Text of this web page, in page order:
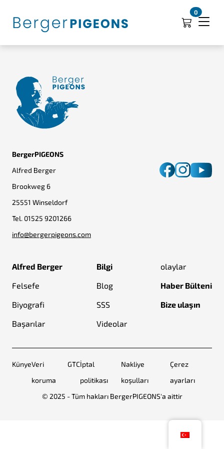
0
BergerPIGEONS
Alfred Berger
Brookweg 6
25551 Winseldorf
Tel. 01525 9201266
info@bergerpigeons.com
Alfred Berger
Felsefe
Biyografi
Başarılar
Bilgi
Blog
SSS
Videolar
olaylar
Haber Bülteni
Bize ulaşın
KünyeVeri
koruma
GTCİptal
politikası
Nakliye
koşulları
Çerez
ayarları
© 2025 - Tüm hakları BergerPIGEONS'a aittir